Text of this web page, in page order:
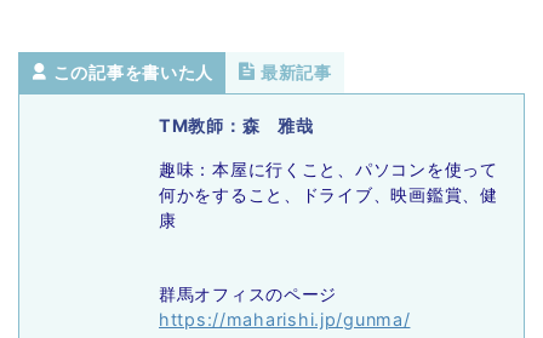
この記事を書いた人 最新記事
TM教師：森 雅哉
趣味：本屋に行くこと、パソコンを使って
何かをすること、ドライブ、映画鑑賞、健
康
群馬オフィスのページ
https://maharishi.jp/gunma/